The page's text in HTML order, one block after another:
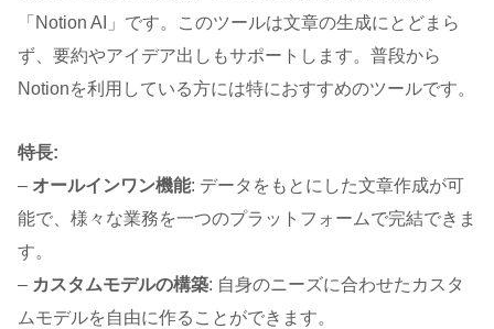
「Notion AI」です。このツールは文章の生成にとどまら
ず、要約やアイデア出しもサポートします。普段から
Notionを利用している方には特におすすめのツールです。
特長:
– オールインワン機能: データをもとにした文章作成が可
能で、様々な業務を一つのプラットフォームで完結できま
す。
– カスタムモデルの構築: 自身のニーズに合わせたカスタ
ムモデルを自由に作ることができます。